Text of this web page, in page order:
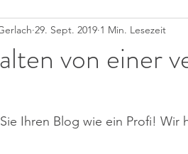
von einer
29. Sept. 2019 1 Min. Lesezeit
Ihren Blog wie ein Profi! Wir